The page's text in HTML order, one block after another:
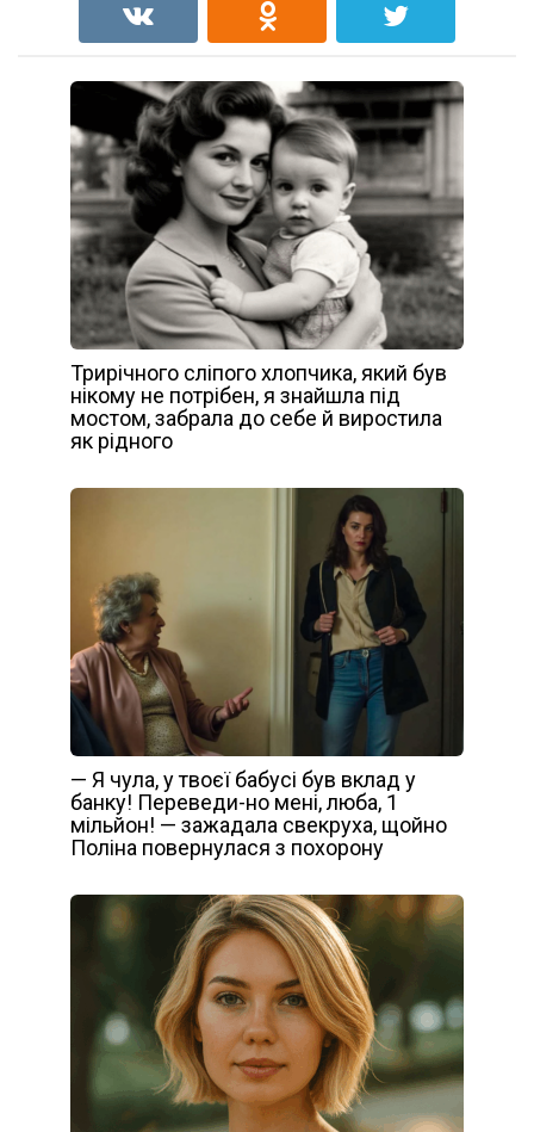
Трирічного сліпого хлопчика, який був
нікому не потрібен, я знайшла під
мостом, забрала до себе й виростила
як рідного
— Я чула, у твоєї бабусі був вклад у
банку! Переведи-но мені, люба, 1
мільйон! — зажадала свекруха, щойно
Поліна повернулася з похорону